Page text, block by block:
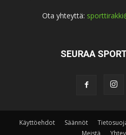
Ota yhteyttä:
SEURAA
Käyttöehdot Säännöt
Meistä